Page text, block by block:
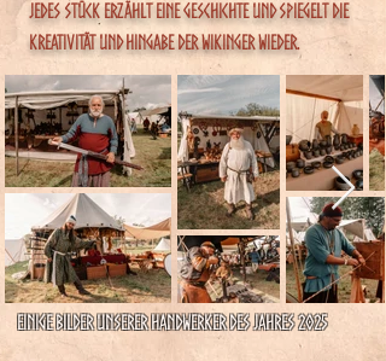
Jedes Stück erzählt eine Geschichte und spiegelt die
Kreativität und Hingabe der Wikinger wieder.
Einige Bilder unserer Handwerker des Jahres 2025​